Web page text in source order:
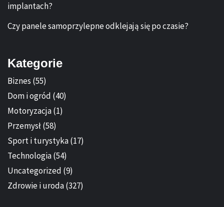
implantach?
Czy panele samoprzylepne odklejają się po czasie?
Kategorie
Biznes (55)
Dom i ogród (40)
Motoryzacja(1)
Przemysł(58)
Sport i turystyka(17)
Technologia(54)
Uncategorized (9)
Zdrowie i uroda(327)